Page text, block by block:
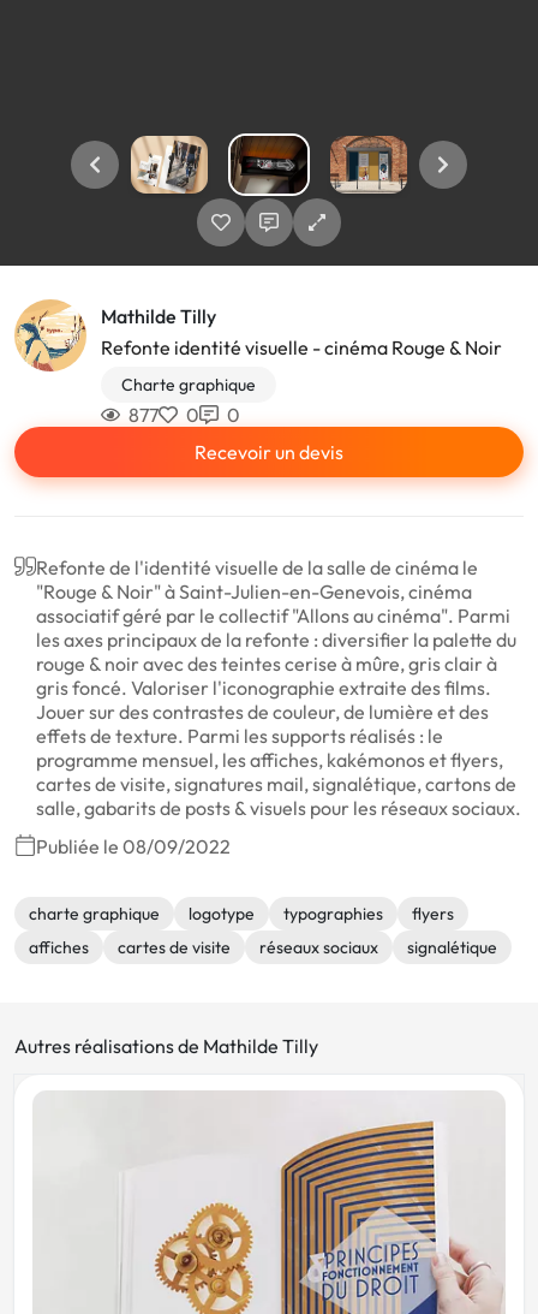
Mathilde Tilly
Refonte identité visuelle - cinéma Rouge & Noir
Charte graphique
877 0
0
Recevoir un devis
Refonte de l'identité visuelle de la salle de cinéma le
"Rouge & Noir" à Saint-Julien-en-Genevois, cinéma
associatif géré par le collectif "Allons au cinéma". Parmi
les axes principaux de la refonte : diversifier la palette du
rouge & noir avec des teintes cerise à mûre, gris clair à
gris foncé. Valoriser l'iconographie extraite des films.
Jouer sur des contrastes de couleur, de lumière et des
effets de texture. Parmi les supports réalisés : le
programme mensuel, les affiches, kakémonos et flyers,
cartes de visite, signatures mail, signalétique, cartons de
salle, gabarits de posts & visuels pour les réseaux sociaux.
Publiée le 08/09/2022
charte graphique logotype typographies
flyers
affiches
cartes de visite réseaux sociaux signalétique
Autres réalisations de Mathilde Tilly